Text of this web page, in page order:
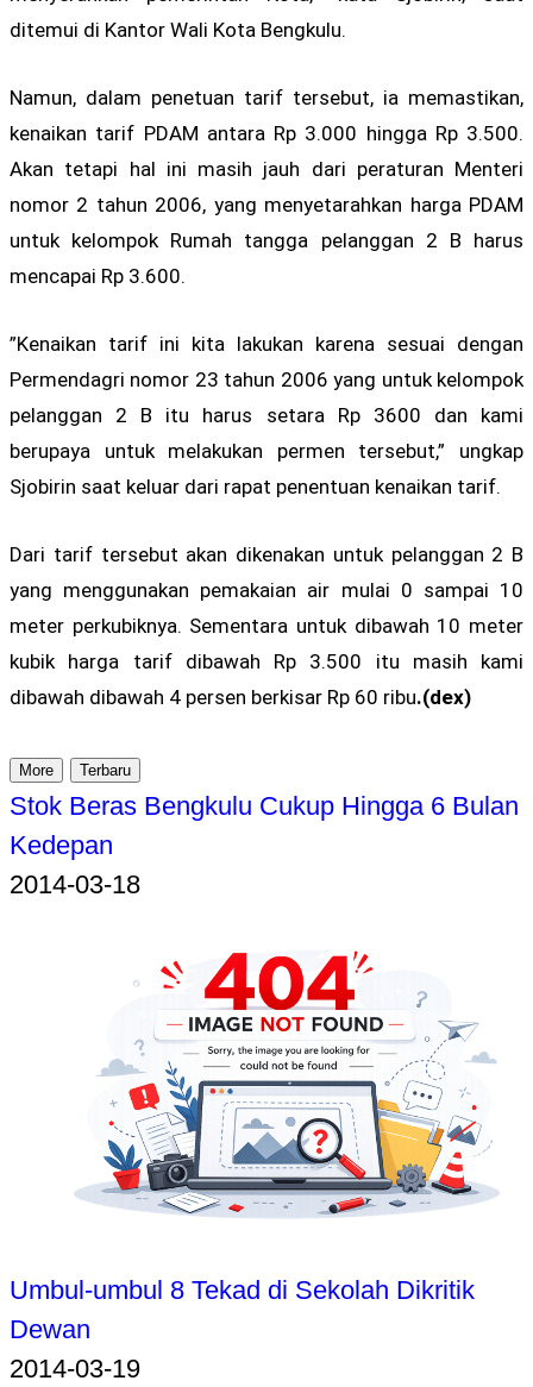
ditemui di Kantor Wali Kota Bengkulu.
Namun, dalam penetuan tarif tersebut, ia memastikan,
kenaikan tarif PDAM antara Rp 3.000 hingga Rp 3.500.
Akan tetapi hal ini masih jauh dari peraturan Menteri
nomor 2 tahun 2006, yang menyetarahkan harga PDAM
untuk kelompok Rumah tangga pelanggan 2 B harus
mencapai Rp 3.600.
”Kenaikan tarif ini kita lakukan karena sesuai dengan
Permendagri nomor 23 tahun 2006 yang untuk kelompok
pelanggan 2 B itu harus setara Rp 3600 dan kami
berupaya untuk melakukan permen tersebut,” ungkap
Sjobirin saat keluar dari rapat penentuan kenaikan tarif.
Dari tarif tersebut akan dikenakan untuk pelanggan 2 B
yang menggunakan pemakaian air mulai 0 sampai 10
meter perkubiknya. Sementara untuk dibawah 10 meter
kubik harga tarif dibawah Rp 3.500 itu masih kami
dibawah dibawah 4 persen berkisar Rp 60 ribu.(dex)
More Terbaru
Stok Beras Bengkulu Cukup Hingga 6 Bulan
Kedepan
2014-03-18
Umbul-umbul 8 Tekad di Sekolah Dikritik
Dewan
2014-03-19